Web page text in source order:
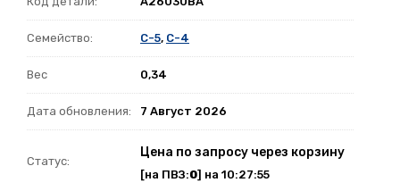
Семейство: C-5, C-4
Вес 0,34
Дата обновления: 7 Август 2026
Статус:
Цена по запросу через корзину
[на ПВЗ:0] на 10:27:55